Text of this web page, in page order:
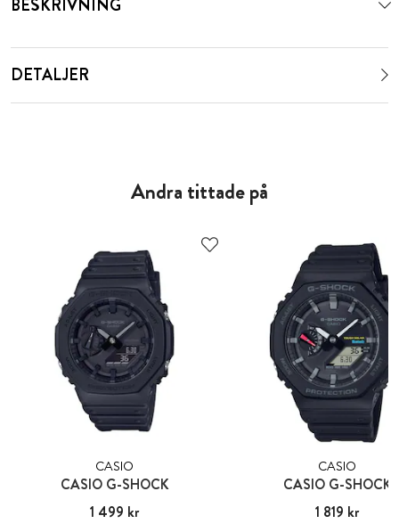
BESKRIVNING
DETALJER
Andra tittade på
CASIO
CASIO G-SHOCK
Pris :1 499 kr
1 499 kr
CASIO
CASIO G-SHOCK
Pris :1 819 kr
1 819 kr